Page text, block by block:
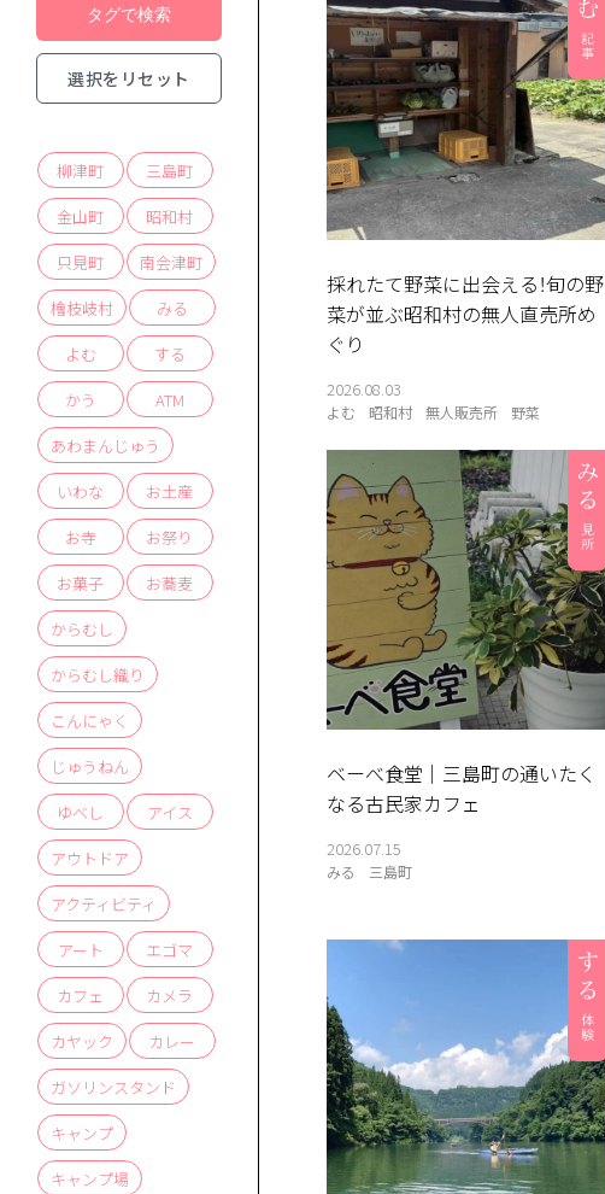
ABOUT
相
談
窓
お
問
い
合
わ
選択をリセット
柳津町
三島町
金山町
昭和村
只見町
南会津町
檜枝岐村
みる
よむ
する
かう
ATM
あわまんじゅう
いわな
お土産
お寺
お祭り
お菓子
お蕎麦
からむし
からむし織り
こんにゃく
じゅうねん
ゆべし
アイス
アウトドア
アクティビティ
アート
エゴマ
カフェ
カメラ
カヤック
カレー
ガソリンスタンド
キャンプ
キャンプ場
採れたて野菜に出会える！旬の野
菜が並ぶ昭和村の無人直売所め
ぐり
2026.08.03
よむ 昭和村 無人販売所 野菜
ベーべ食堂｜三島町の通いたく
なる古民家カフェ
2026.07.15
みる 三島町